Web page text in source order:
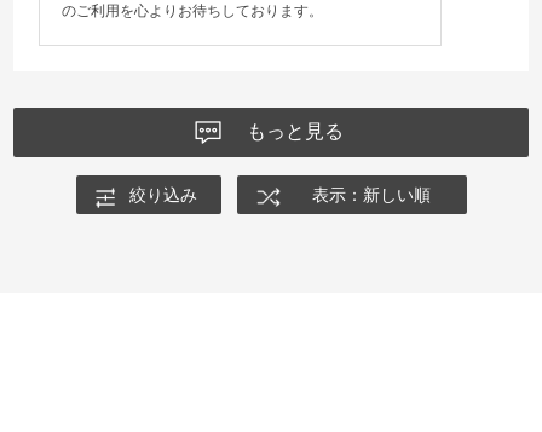
のご利用を心よりお待ちしております。
もっと見る
絞り込み 表示：新しい順